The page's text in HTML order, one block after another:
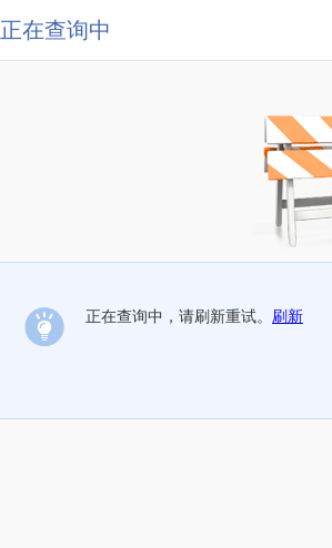
正在查询中
正在查询中，请刷新重试。 刷新